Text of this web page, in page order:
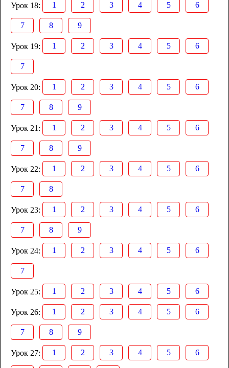
Урок 18: 1 2 3 4 5 6
7 8 9
Урок 19: 1 2 3 4 5 6
7
Урок 20: 1 2 3 4 5 6
7 8 9
Урок 21: 1 2 3 4 5 6
7 8 9
Урок 22: 1 2 3 4 5 6
7 8
Урок 23: 1 2 3 4 5 6
7 8 9
Урок 24: 1 2 3 4 5 6
7
Урок 25: 1 2 3 4 5 6
Урок 26: 1 2 3 4 5 6
7 8 9
Урок 27: 1 2 3 4 5 6